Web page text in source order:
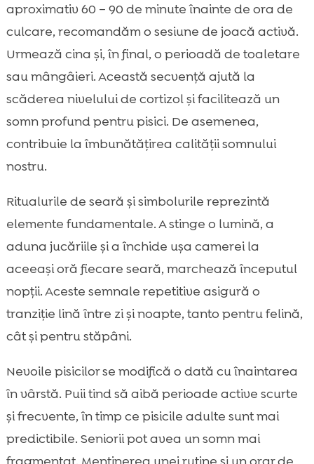
aproximativ 60 – 90 de minute înainte de ora de
culcare, recomandăm o sesiune de joacă activă.
Urmează cina și, în final, o perioadă de toaletare
sau mângâieri. Această secvență ajută la
scăderea nivelului de cortizol și facilitează un
somn profund pentru pisici. De asemenea,
contribuie la îmbunătățirea calității somnului
nostru.
Ritualurile de seară și simbolurile reprezintă
elemente fundamentale. A stinge o lumină, a
aduna jucăriile și a închide ușa camerei la
aceeași oră fiecare seară, marchează începutul
nopții. Aceste semnale repetitive asigură o
tranziție lină între zi și noapte, tanto pentru felină,
cât și pentru stăpâni.
Nevoile pisicilor se modifică o dată cu înaintarea
în vârstă. Puii tind să aibă perioade active scurte
și frecvente, în timp ce pisicile adulte sunt mai
predictibile. Seniorii pot avea un somn mai